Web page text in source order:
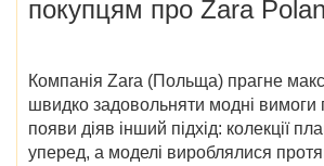
покупцям про Zara
Компанія Zara (Польща) прагне
швидко задовольняти модні вимоги
появи діяв інший підхід: колекції
уперед, а моделі вироблялися